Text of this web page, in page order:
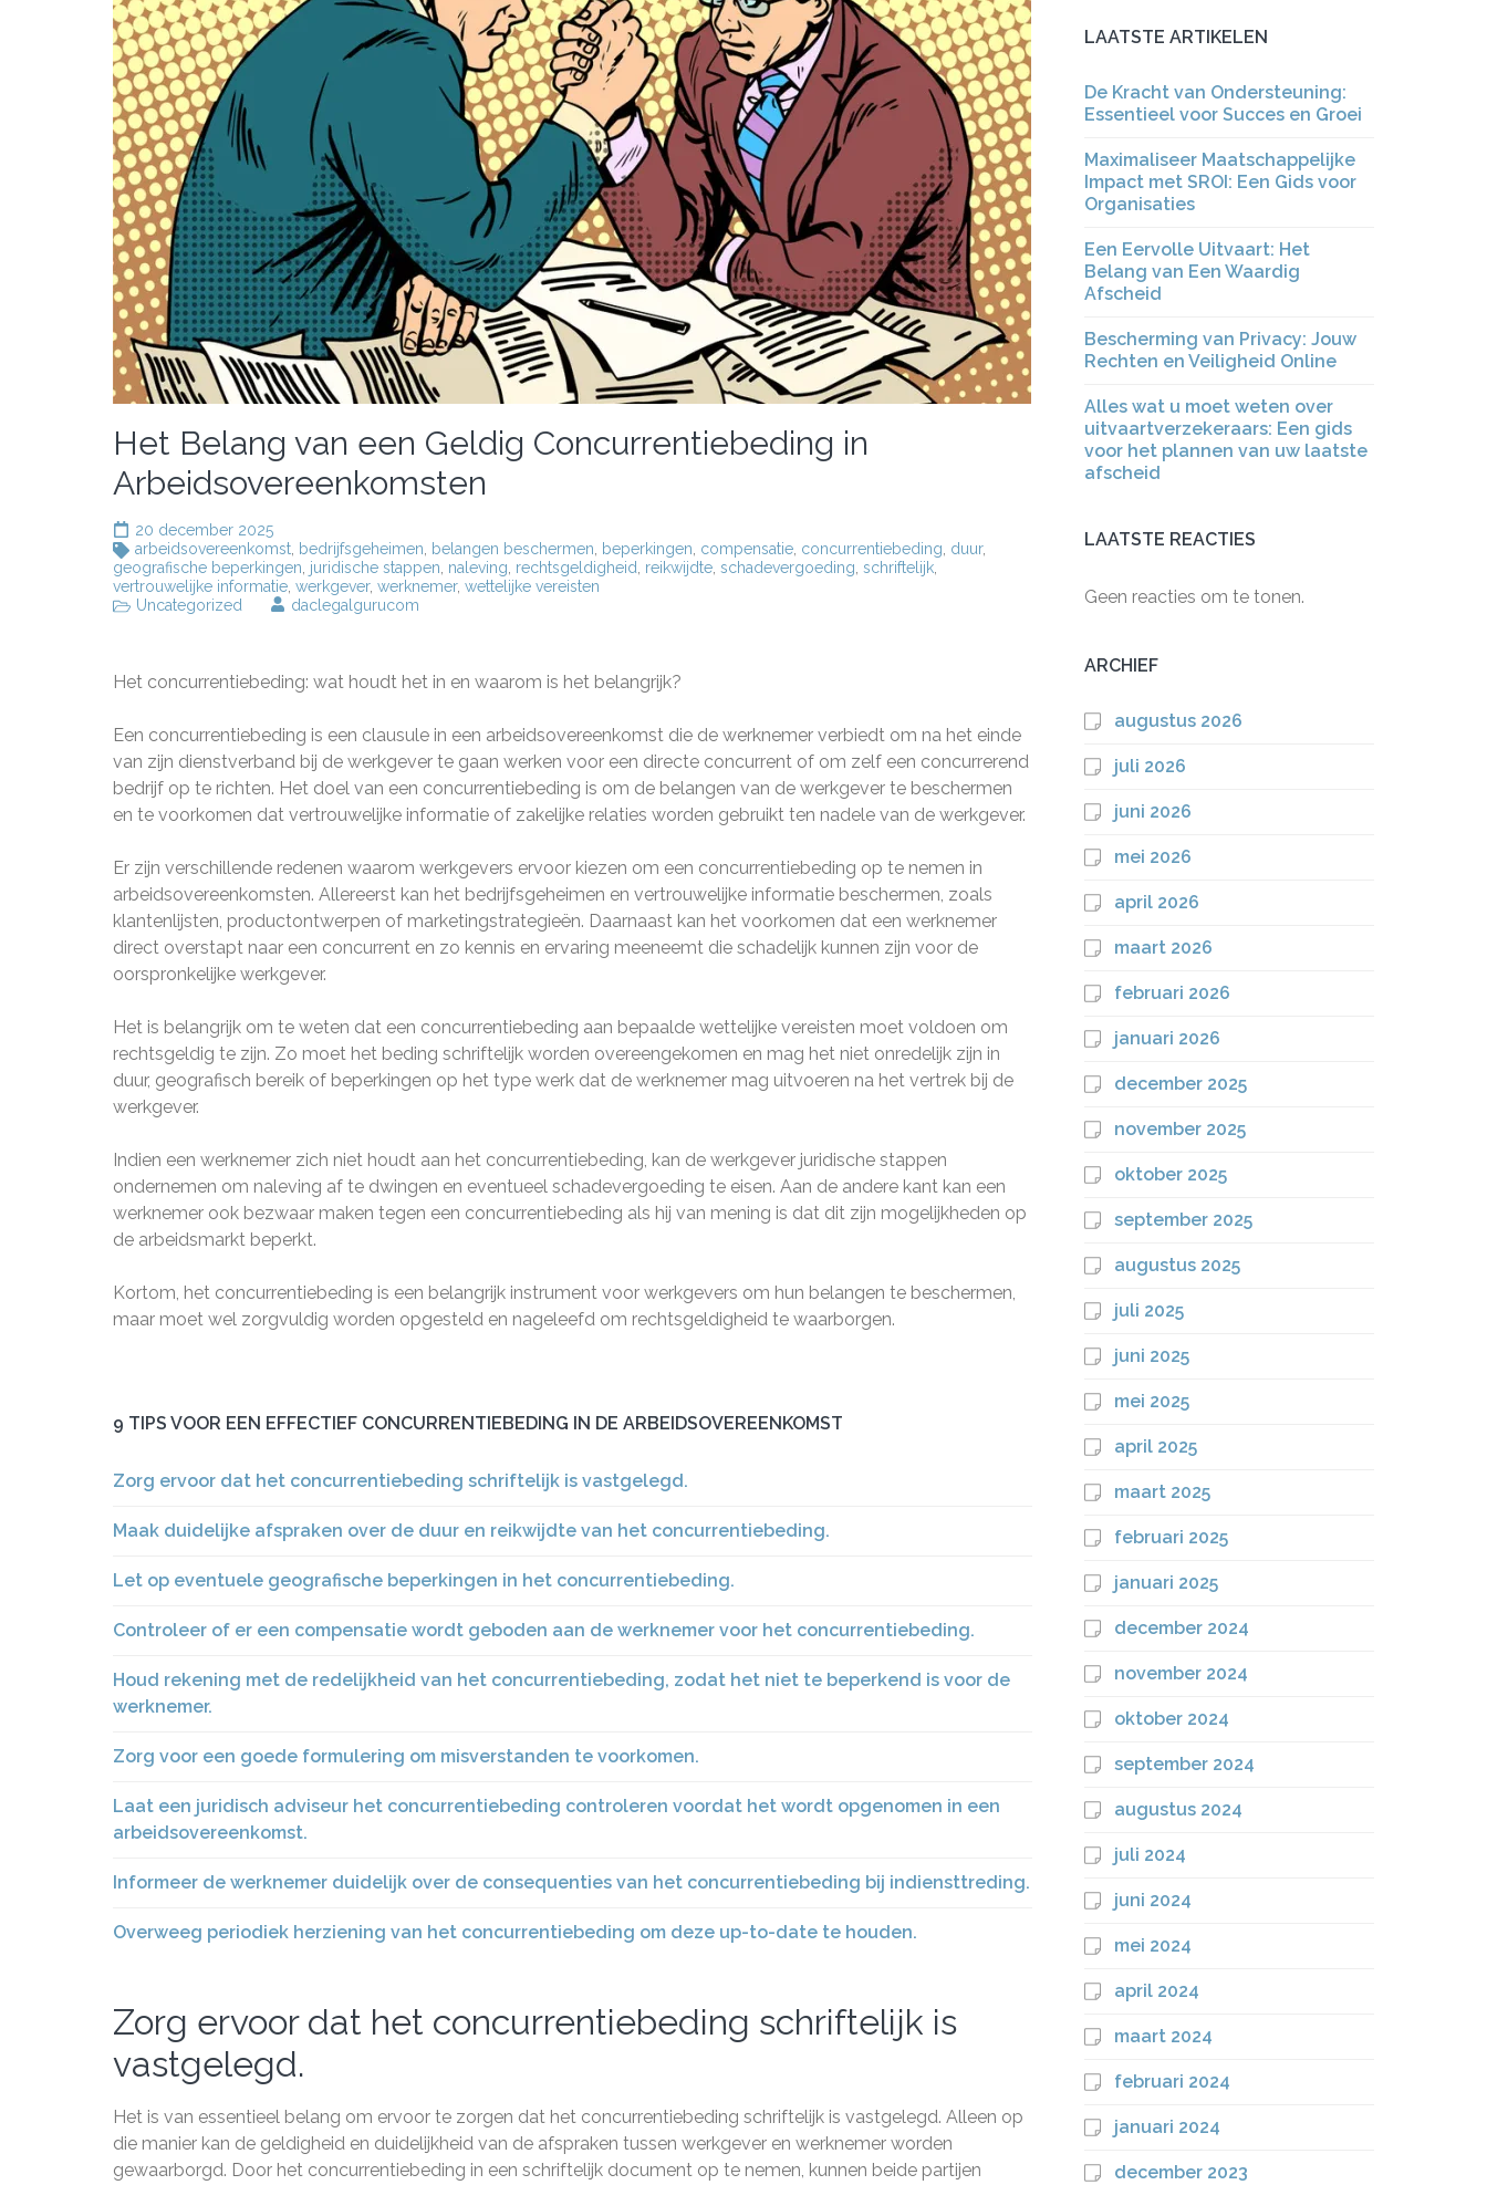
Het Belang van een Geldig Concurrentiebeding in
Arbeidsovereenkomsten
20 december 2025
arbeidsovereenkomst bedrijfsgeheimen belangen beschermen beperkingen compensatie concurrentiebeding duur,
geografische beperkingen juridische stappen naleving rechtsgeldigheid reikwijdte schadevergoeding schriftelijk
vertrouwelijke informatie werkgever, werknemer, wettelijke vereisten
Uncategorized
daclegalgurucom
Het concurrentiebeding: wat houdt het in en waarom is het belangrijk?
Een concurrentiebeding is een clausule in een arbeidsovereenkomst die de werknemer verbiedt om na het einde
van zijn dienstverband bij de werkgever te gaan werken voor een directe concurrent of om zelf een concurrerend
bedrijf op te richten. Het doel van een concurrentiebeding is om de belangen van de werkgever te beschermen
en te voorkomen dat vertrouwelijke informatie of zakelijke relaties worden gebruikt ten nadele van de werkgever.
Er zijn verschillende redenen waarom werkgevers ervoor kiezen om een concurrentiebeding op te nemen in
arbeidsovereenkomsten. Allereerst kan het bedrijfsgeheimen en vertrouwelijke informatie beschermen, zoals
klantenlijsten, productontwerpen of marketingstrategieën. Daarnaast kan het voorkomen dat een werknemer
direct overstapt naar een concurrent en zo kennis en ervaring meeneemt die schadelijk kunnen zijn voor de
oorspronkelijke werkgever.
Het is belangrijk om te weten dat een concurrentiebeding aan bepaalde wettelijke vereisten moet voldoen om
rechtsgeldig te zijn. Zo moet het beding schriftelijk worden overeengekomen en mag het niet onredelijk zijn in
duur, geografisch bereik of beperkingen op het type werk dat de werknemer mag uitvoeren na het vertrek bij de
werkgever.
Indien een werknemer zich niet houdt aan het concurrentiebeding, kan de werkgever juridische stappen
ondernemen om naleving af te dwingen en eventueel schadevergoeding te eisen. Aan de andere kant kan een
werknemer ook bezwaar maken tegen een concurrentiebeding als hij van mening is dat dit zijn mogelijkheden op
de arbeidsmarkt beperkt.
Kortom, het concurrentiebeding is een belangrijk instrument voor werkgevers om hun belangen te beschermen,
maar moet wel zorgvuldig worden opgesteld en nageleefd om rechtsgeldigheid te waarborgen.
9 TIPS VOOR EEN EFFECTIEF CONCURRENTIEBEDING IN DE ARBEIDSOVEREENKOMST
Zorg ervoor dat het concurrentiebeding schriftelijk is vastgelegd.
Maak duidelijke afspraken over de duur en reikwijdte van het concurrentiebeding.
Let op eventuele geografische beperkingen in het concurrentiebeding.
Controleer of er een compensatie wordt geboden aan de werknemer voor het concurrentiebeding.
Houd rekening met de redelijkheid van het concurrentiebeding, zodat het niet te beperkend is voor de
werknemer.
Zorg voor een goede formulering om misverstanden te voorkomen.
Laat een juridisch adviseur het concurrentiebeding controleren voordat het wordt opgenomen in een
arbeidsovereenkomst.
Informeer de werknemer duidelijk over de consequenties van het concurrentiebeding bij indiensttreding.
Overweeg periodiek herziening van het concurrentiebeding om deze up-to-date te houden.
Zorg ervoor dat het concurrentiebeding schriftelijk is
vastgelegd.
Het is van essentieel belang om ervoor te zorgen dat het concurrentiebeding schriftelijk is vastgelegd. Alleen op
die manier kan de geldigheid en duidelijkheid van de afspraken tussen werkgever en werknemer worden
gewaarborgd. Door het concurrentiebeding in een schriftelijk document op te nemen, kunnen beide partijen
LAATSTE ARTIKELEN
De Kracht van Ondersteuning:
Essentieel voor Succes en Groei
Maximaliseer Maatschappelijke
Impact met SROI: Een Gids voor
Organisaties
Een Eervolle Uitvaart: Het
Belang van Een Waardig
Afscheid
Bescherming van Privacy: Jouw
Rechten en Veiligheid Online
Alles wat u moet weten over
uitvaartverzekeraars: Een gids
voor het plannen van uw laatste
afscheid
LAATSTE REACTIES
Geen reacties om te tonen.
ARCHIEF
augustus 2026
juli 2026
juni 2026
mei 2026
april 2026
maart 2026
februari 2026
januari 2026
december 2025
november 2025
oktober 2025
september 2025
augustus 2025
juli 2025
juni 2025
mei 2025
april 2025
maart 2025
februari 2025
januari 2025
december 2024
november 2024
oktober 2024
september 2024
augustus 2024
juli 2024
juni 2024
mei 2024
april 2024
maart 2024
februari 2024
januari 2024
december 2023